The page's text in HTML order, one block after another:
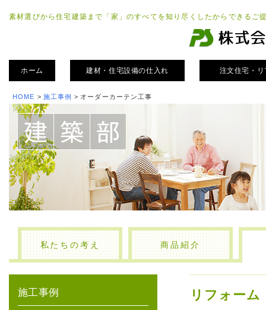
素材選びから住宅建築まで「家」のすべてを知り尽くしたからできるご
ホーム 建材・住宅設備の仕入れ 注文住宅・
HOME > 施工事例 > オーダーカーテン工事
私たちの考え 商品紹介
施工事例 リフォーム